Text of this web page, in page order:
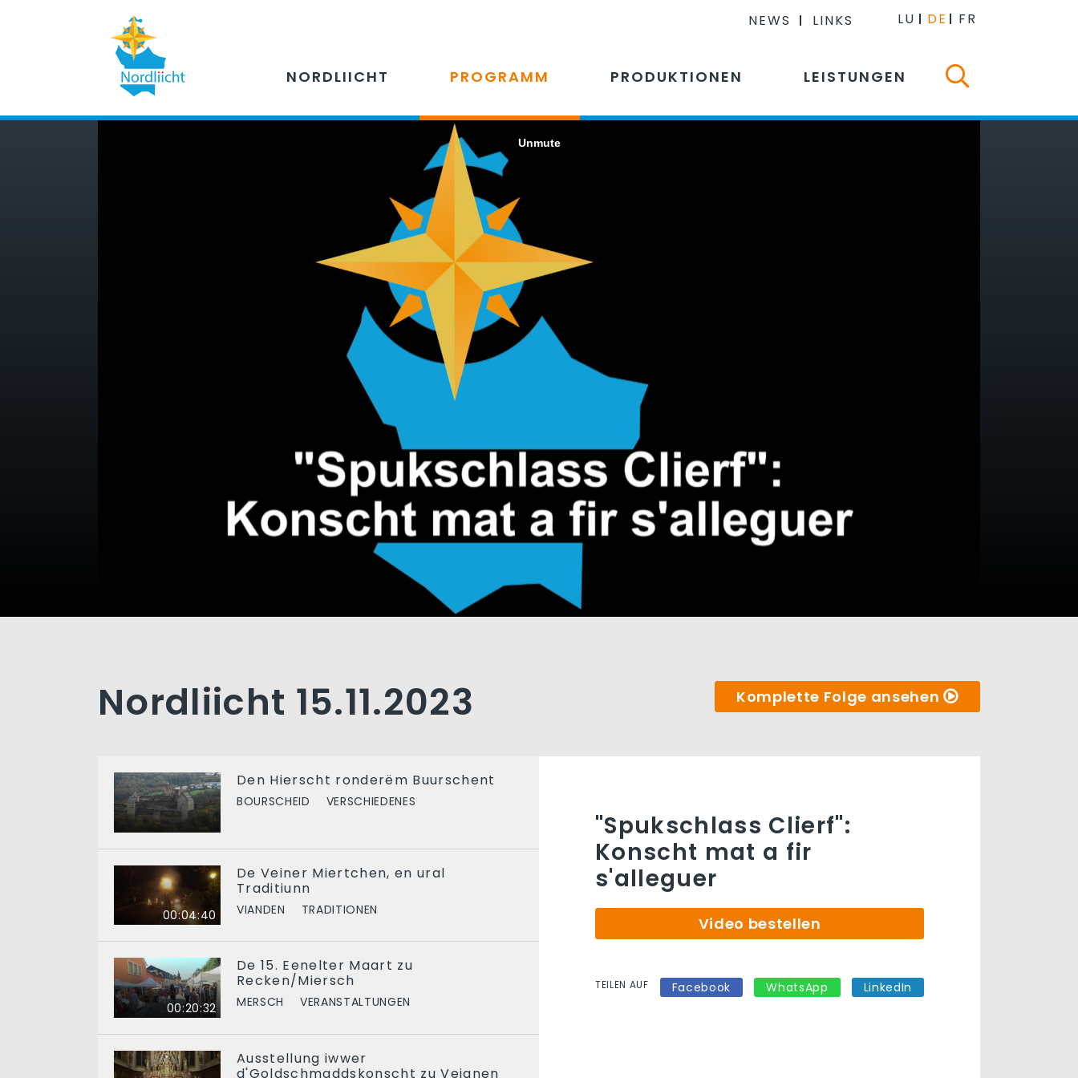
NEWS LINKS LU DE FR
NORDLIICHT PROGRAMM PRODUKTIONEN LEISTUNGEN
Nordliicht 15.11.2023 Komplette Folge ansehen
Den Hierscht ronderëm Buurschent
BOURSCHEID VERSCHIEDENES
00:04:40
De Veiner Miertchen, en ural
Traditiunn
VIANDEN TRADITIONEN
00:20:32
De 15. Eenelter Maart zu
Recken/Miersch
MERSCH VERANSTALTUNGEN
Ausstellung iwwer
d'Goldschmaddskonscht zu Veianen
"Spukschlass Clierf":
Konscht mat a fir
s'alleguer
Video bestellen
TEILEN AUF Facebook WhatsApp LinkedIn